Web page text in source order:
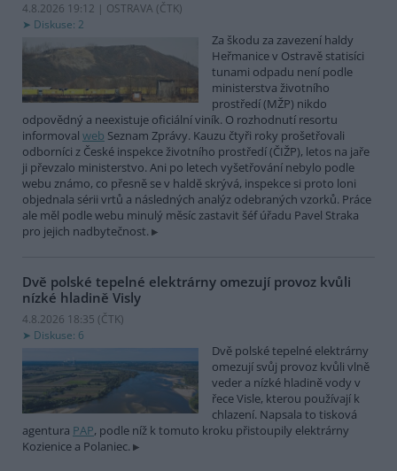
4.8.2026 19:12 | OSTRAVA (ČTK)
Diskuse: 2
Za škodu za zavezení haldy
Heřmanice v Ostravě statisíci
tunami odpadu není podle
ministerstva životního
prostředí (MŽP) nikdo
odpovědný a neexistuje oficiální viník. O rozhodnutí resortu
informoval web Seznam Zprávy. Kauzu čtyři roky prošetřovali
odborníci z České inspekce životního prostředí (ČIŽP), letos na jaře
ji převzalo ministerstvo. Ani po letech vyšetřování nebylo podle
webu známo, co přesně se v haldě skrývá, inspekce si proto loni
objednala sérii vrtů a následných analýz odebraných vzorků. Práce
ale měl podle webu minulý měsíc zastavit šéf úřadu Pavel Straka
pro jejich nadbytečnost.
Dvě polské tepelné elektrárny omezují provoz kvůli
nízké hladině Visly
4.8.2026 18:35 (ČTK)
Diskuse: 6
Dvě polské tepelné elektrárny
omezují svůj provoz kvůli vlně
veder a nízké hladině vody v
řece Visle, kterou používají k
chlazení. Napsala to tisková
agentura PAP, podle níž k tomuto kroku přistoupily elektrárny
Kozienice a Polaniec.